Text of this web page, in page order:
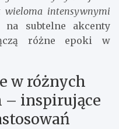
wieloma intensywnymi
na subtelne akcenty
różne epoki w
w różnych
– inspirujące